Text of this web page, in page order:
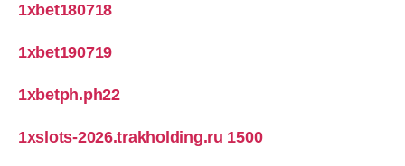
1xbet180718
1xbet190719
1xbetph.ph22
1xslots-2026.trakholding.ru 1500